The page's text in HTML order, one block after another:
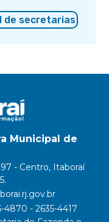
de secretarias
Municipal de
- Centro, Itaboraí
4870 - 2635-4417